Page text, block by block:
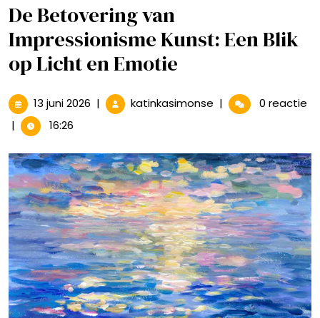
De Betovering van
Impressionisme Kunst: Een Blik
op Licht en Emotie
13 juni 2026 13| katinkasimonse De
Betovering
Kunst:
Een
Blik
op
Licht
en
Emotie
|
0 reactie
|
16:26